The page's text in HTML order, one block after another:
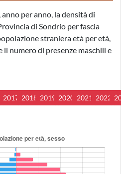
per anno, la densità di
di Sondrio per fascia
straniera età per età,
numero di presenze maschili e
2017 2018 2019 2020 2021 2022